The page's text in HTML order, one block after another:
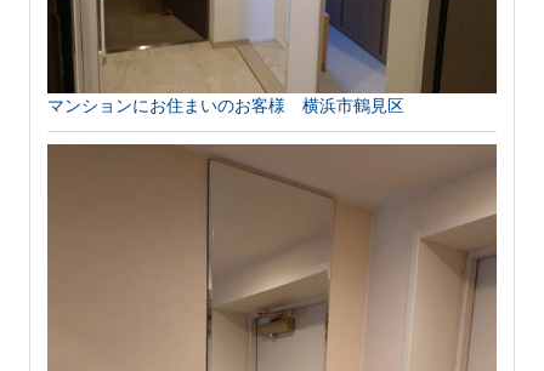
マンションにお住まいのお客様 横浜市鶴見区